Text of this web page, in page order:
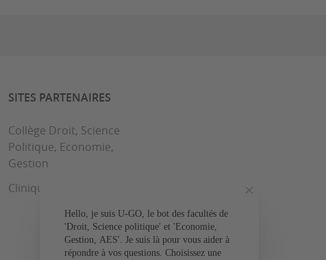
SITES PARTENAIRES
Collège Droit, Science
Politique, Economie,
Gestion
Clinique du droit
Hello, je suis U-GO, le bot des facultés de
'Droit, Science politique' et 'Economie,
Gestion, AES'. Je suis là pour vous aider à
répondre à vos questions. Choisissez une